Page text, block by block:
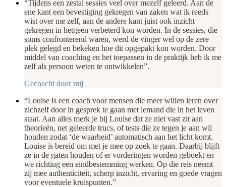
“Tijdens een zestal sessies veel over mezelf geleerd. Aan de
ene kant een bevestiging gekregen van zaken wat ik reeds
wist over me zelf, aan de andere kant juist ook inzicht
gekregen in hetgeen verbeterd kon worden. In de sessies, die
soms confronterend waren, werd de vinger wel op de zere
plek gelegd en bekeken hoe dit opgepakt kon worden. Door
middel van coaching en het toepassen in de praktijk heb ik me
zelf als persoon weten te ontwikkelen”.
Gecoacht door mij
“Louise is een coach voor mensen die meer willen leren over
zichzelf door in gesprek te gaan met iemand die in het leven
staat. Aan alles merk je bij Louise dat ze niet vast zit aan
theorieën, net geleerde trucs, of tests die ze tegen je aan wil
houden zodat ‘de waarheid’ automatisch aan het licht komt.
Louise is bereid om met je mee op zoek te gaan. Daarbij blijft
ze in de gaten houden of er vorderingen worden geboekt en
we richting een eindbestemming werken. Op die reis neemt
zij mee authenticiteit, scherp inzicht, ervaring en goede vragen
voor eventuele kruispunten.”